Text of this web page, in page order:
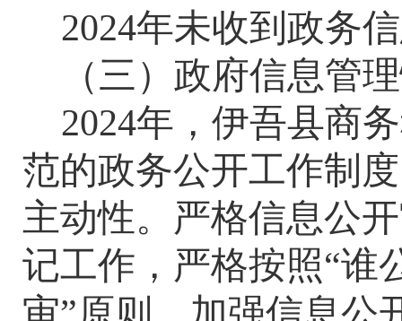
2024年未收到政务
（三）政府信息管
2024年，伊吾县商
范的政务公开工作制
主动性。严格信息公
记工作，严格按照“谁